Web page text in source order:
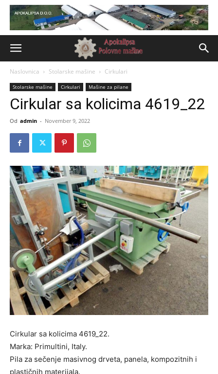
Naslovnica Stolarske mašine Cirkulari
Stolarske mašine Cirkulari Mašine za pilane
Cirkular sa kolicima 4619_22
Od admin - November 9, 2022
Cirkular sa kolicima 4619_22.
Marka: Primultini, Italy.
Pila za sečenje masivnog drveta, panela, kompozitnih i
plastičnih materijala.